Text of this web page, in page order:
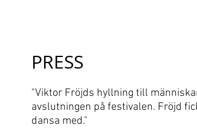
PRESS
"Viktor Fröjds hyllning till
avslutningen på festivalen. Fröjd
dansa med."